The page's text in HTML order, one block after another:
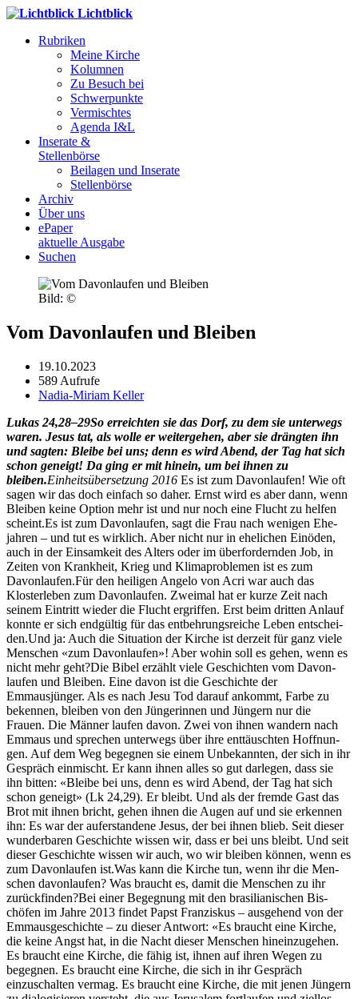
Lichtblick
Rubriken
Meine Kirche
Kolumnen
Zu Besuch bei
Schwerpunkte
Vermischtes
Agenda I&L
Inserate &
Stellenbörse
Beilagen und Inserate
Stellenbörse
Archiv
Über uns
ePaper
aktuelle Ausgabe
Suchen
Bild: ©
Vom Davonlaufen und Bleiben
19.10.2023
589 Aufrufe
Nadia-Miriam Keller
Lukas 24,28–29So erre­icht­en sie das Dorf, zu dem sie unter­wegs
waren. Jesus tat, als wolle er weit­erge­hen, aber sie drängten ihn
und sagten: Bleibe bei uns; denn es wird Abend, der Tag hat sich
schon geneigt! Da ging er mit hinein, um bei ihnen zu
bleiben.Ein­heit­süber­set­zung 2016 Es ist zum Davon­laufen! Wie oft
sagen wir das doch ein­fach so daher. Ernst wird es aber dann, wenn
Bleiben keine Option mehr ist und nur noch eine Flucht zu helfen
scheint.Es ist zum Davon­laufen, sagt die Frau nach weni­gen Ehe­
jahren – und tut es wirk­lich. Aber nicht nur in ehe­lichen Einö­den,
auch in der Ein­samkeit des Alters oder im über­fordern­den Job, in
Zeit­en von Krankheit, Krieg und Klimaprob­le­men ist es zum
Davon­laufen.Für den heili­gen Ange­lo von Acri war auch das
Kloster­leben zum Davon­laufen. Zweimal hat er kurze Zeit nach
seinem Ein­tritt wieder die Flucht ergrif­f­en. Erst beim drit­ten Anlauf
kon­nte er sich endgültig für das ent­behrungsre­iche Leben entschei­
den.Und ja: Auch die Sit­u­a­tion der Kirche ist derzeit für ganz viele
Men­schen «zum Davon­laufen»! Aber wohin soll es gehen, wenn es
nicht mehr geht?Die Bibel erzählt viele Geschicht­en vom Davon­
laufen und Bleiben. Eine davon ist die Geschichte der
Emmausjünger. Als es nach Jesu Tod darauf ankommt, Farbe zu
beken­nen, bleiben von den Jün­gerin­nen und Jüngern nur die
Frauen. Die Män­ner laufen davon. Zwei von ihnen wan­dern nach
Emmaus und sprechen unter­wegs über ihre ent­täuscht­en Hoff­nun­
gen. Auf dem Weg begeg­nen sie einem Unbekan­nten, der sich in ihr
Gespräch ein­mis­cht. Er kann ihnen alles so gut dar­legen, dass sie
ihn bit­ten: «Bleibe bei uns, denn es wird Abend, der Tag hat sich
schon geneigt» (Lk 24,29). Er bleibt. Und als der fremde Gast das
Brot mit ihnen bricht, gehen ihnen die Augen auf und sie erken­nen
ihn: Es war der aufer­standene Jesus, der bei ihnen blieb. Seit dieser
wun­der­baren Geschichte wis­sen wir, dass er bei uns bleibt. Und seit
dieser Geschichte wis­sen wir auch, wo wir bleiben kön­nen, wenn es
zum Davon­laufen ist.Was kann die Kirche tun, wenn ihr die Men­
schen davon­laufen? Was braucht es, damit die Men­schen zu ihr
zurück­find­en?Bei ein­er Begeg­nung mit den brasil­ian­is­chen Bis­
chöfen im Jahre 2013 find­et Papst Franziskus – aus­ge­hend von der
Emmaus­geschichte – zu dieser Antwort: «Es braucht eine Kirche,
die keine Angst hat, in die Nacht dieser Men­schen hineinzuge­hen.
Es braucht eine Kirche, die fähig ist, ihnen auf ihren Wegen zu
begeg­nen. Es braucht eine Kirche, die sich in ihr Gespräch
einzuschal­ten ver­mag. Es braucht eine Kirche, die mit jenen Jüngern